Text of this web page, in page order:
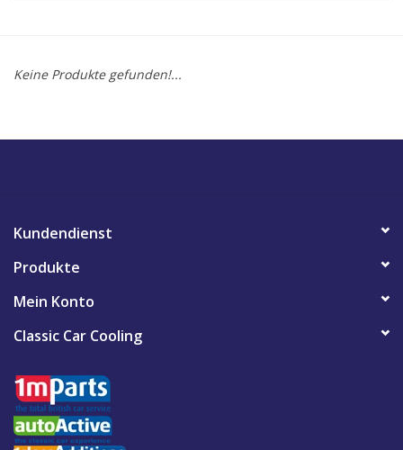
Keine Produkte gefunden!...
Kundendienst
Produkte
Mein Konto
Classic Car Cooling